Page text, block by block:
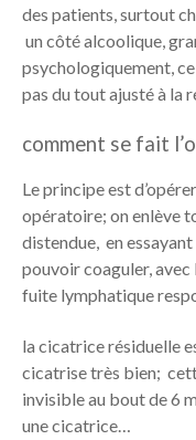
des patients, surtout
un côté alcoolique,
psychologiquement,
pas du tout ajusté à la
comment se fait
Le principe est
opératoire; on enlève
distendue, en
pouvoir coaguler,
fuite lymphatique
la cicatrice résiduelle
cicatrise très bien;
invisible au bout de 6
une cicatrice…